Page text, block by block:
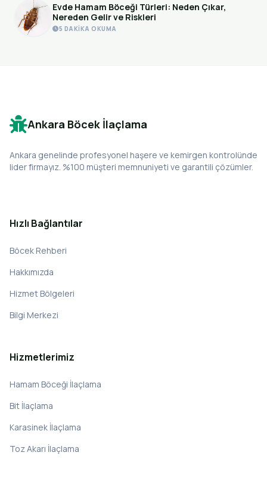
Evde Hamam Böceği Türleri: Neden Çıkar,
Nereden Gelir ve Riskleri
5 DAKIKA OKUMA
Ankara Böcek İlaçlama
Ankara genelinde profesyonel haşere ve kemirgen kontrolünde
lider firmayız. %100 müşteri memnuniyeti ve garantili çözümler.
Hızlı Bağlantılar
Böcek Rehberi
Hakkımızda
Hizmet Bölgeleri
Bilgi Merkezi
Hizmetlerimiz
Hamam Böceği İlaçlama
Bit İlaçlama
Karasinek İlaçlama
Toz Akarı İlaçlama